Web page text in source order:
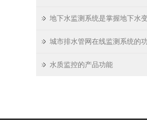
水质监控的产品功能